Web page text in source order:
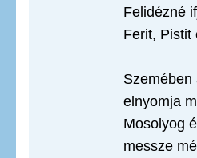
Felidézné
Ferit, Pistit
Szemében
elnyomja
Mosolyog
messze